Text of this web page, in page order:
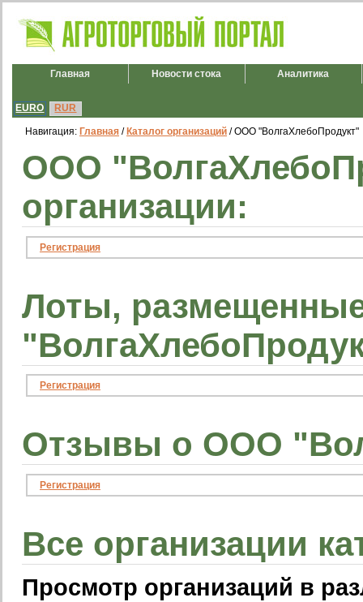
Главная Новости стока Аналитика
EURO RUR
Навигация: Главная / Каталог организаций / ООО "ВолгаХлебоПродукт"
ООО
организации:
Регистрация
Лоты,
Регистрация
Отзывы о ООО
Регистрация
Все организации
Просмотр организаций в